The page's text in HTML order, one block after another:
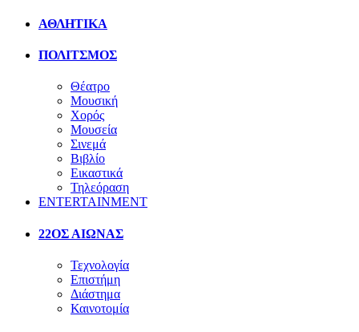
ΑΘΛΗΤΙΚΑ
ΠΟΛΙΤΣΜΟΣ
Θέατρο
Μουσική
Χορός
Μουσεία
Σινεμά
Βιβλίο
Εικαστικά
Τηλεόραση
ENTERTAINMENT
22ΟΣ ΑΙΩΝΑΣ
Τεχνολογία
Επιστήμη
Διάστημα
Καινοτομία